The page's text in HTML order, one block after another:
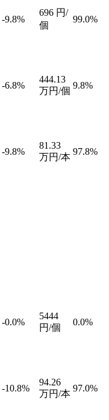
-9.8%
696 円/
個
99.0%
-6.8%
444.13
万円/個
9.8%
-9.8%
81.33
万円/本
97.8%
-0.0%
5444
円/個
0.0%
-10.8%
94.26
万円/本
97.0%